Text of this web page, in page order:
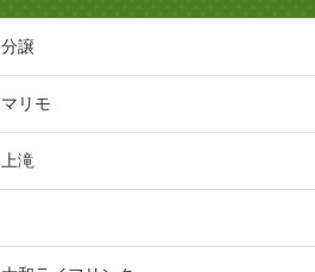
分譲
マリモ
上滝